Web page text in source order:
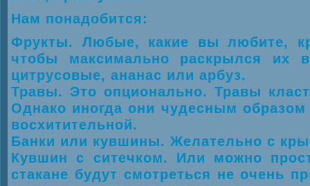
Нам понадобится:
Фрукты. Любые, какие вы любите,
чтобы максимально раскрылся их
цитрусовые, ананас или арбуз.
Травы. Это опционально. Травы
Однако иногда они чудесным
восхитительной.
Банки или кувшины. Желательно с
Кувшин с ситечком. Или можно
стакане будут смотреться не очень